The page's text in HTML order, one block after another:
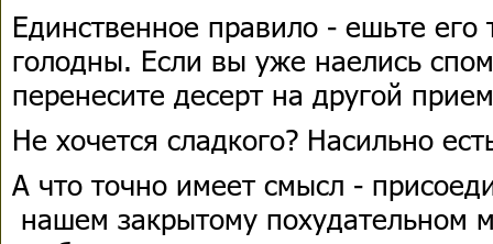
Единственное правило - ешьте
голодны. Если вы уже наелись
перенесите десерт на другой
Не хочется сладкого? Насильно
А что точно имеет смысл -
нашем закрытому похудательном